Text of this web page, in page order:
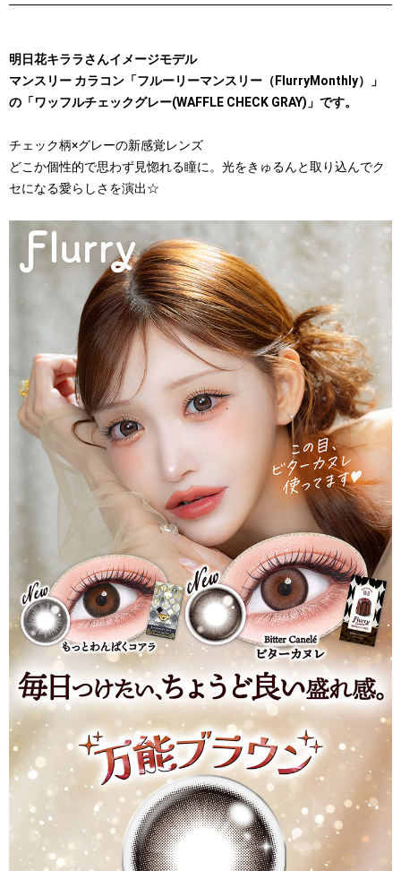
明日花キララさんイメージモデル
マンスリー カラコン「フルーリーマンスリー（FlurryMonthly）」
の「ワッフルチェックグレー(WAFFLE CHECK GRAY)」です。
チェック柄×グレーの新感覚レンズ
どこか個性的で思わず見惚れる瞳に。光をきゅるんと取り込んでク
セになる愛らしさを演出☆